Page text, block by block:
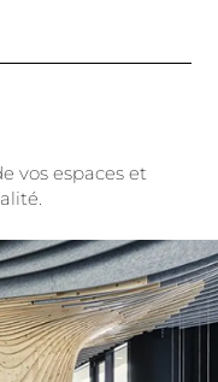
vos espaces et